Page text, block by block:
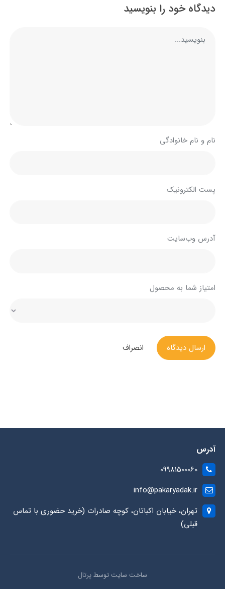
دیدگاه خود را بنویسید
نام و نام خانوادگی
پست الکترونیک
آدرس وب‌سایت
امتیاز شما به محصول
ارسال دیدگاه انصراف
آدرس
09981500060
info@pakaryadak.ir
تهران، خیابان اکباتان، کوچه صادرات (خرید حضوری با تماس
قبلی)
ساخت سایت توسطپرتال